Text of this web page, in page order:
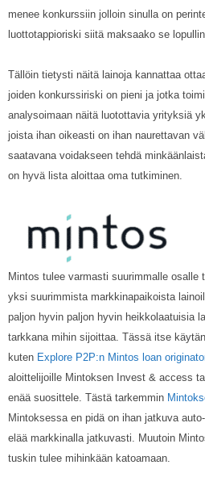
menee konkurssiin jolloin sinulla on
luottotappioriski siitä maksaako se
Tällöin tietysti näitä lainoja kannattaa
joiden konkurssiriski on pieni ja jotka
analysoimaan näitä luotottavia yrityksiä
joista ihan oikeasti on ihan naurettavan
saatavana voidakseen tehdä
on hyvä lista aloittaa oma tutkiminen.
Mintos tulee varmasti suurimmalle osalle
yksi suurimmista markkinapaikoista
paljon hyvin paljon hyvin heikkolaatuisia
tarkkana mihin sijoittaa. Tässä itse
kuten Explore P2P:n Mintos loan
aloittelijoille Mintoksen Invest & access
enää suosittele. Tästä tarkemmin
Mintoksessa en pidä on ihan jatkuva
elää markkinalla jatkuvasti. Muutoin
tuskin tulee mihinkään katoamaan.